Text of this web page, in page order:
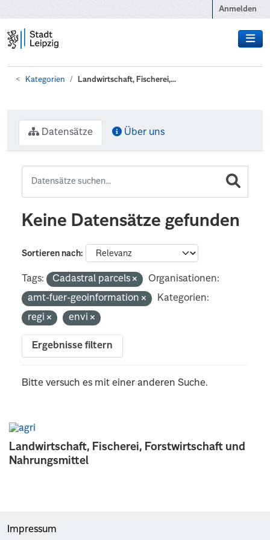
Anmelden
Kategorien Landwirtschaft, Fischerei,...
Landwirtschaft, Fischerei, Forstwirtschaft und
Nahrungsmittel
Datensätze Über uns
Keine Datensätze gefunden
Sortieren nach
Tags: Cadastral parcels
Organisationen:
amt-fuer-geoinformation
Kategorien:
regi
envi
Ergebnisse filtern
Bitte versuch es mit einer anderen Suche.
Impressum